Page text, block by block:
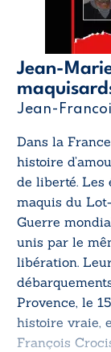
Jean-
Jean-
Dans la
histoire
de liberté. Les
maquis du
Guerre
unis par le
libération.
Provence, le
histoire vraie,
François